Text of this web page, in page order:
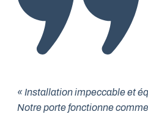
« Installation impeccable et
Notre porte fonctionne